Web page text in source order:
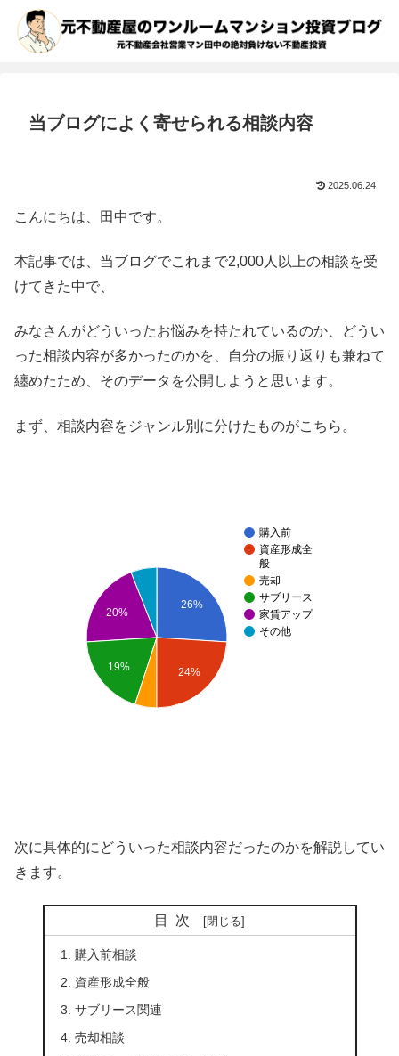
当ブログによく寄せられる相談内容
2025.06.24
こんにちは、田中です。
本記事では、当ブログでこれまで2,000人以上の相談を受
けてきた中で、
みなさんがどういったお悩みを持たれているのか、どうい
った相談内容が多かったのかを、自分の振り返りも兼ねて
纏めたため、そのデータを公開しようと思います。
まず、相談内容をジャンル別に分けたものがこちら。
購入前
資産形成全
般
売却
サブリース
家賃アップ
その他
26%
20%
19% 24%
次に具体的にどういった相談内容だったのかを解説してい
きます。
目次
購入前相談
資産形成全般
サブリース関連
売却相談